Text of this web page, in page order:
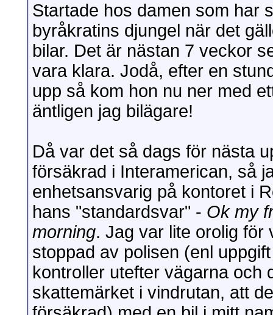
Startade hos damen som har
byråkratins djungel när det
bilar. Det är nästan 7 veckor
vara klara. Jodå, efter en
upp så kom hon nu ner med
äntligen jag bilägare!
Då var det så dags för nästa
försäkrad i Interamerican, så
enhetsansvarig på kontoret i
hans "standardsvar" - Ok my
morning. Jag var lite orolig för
stoppad av polisen (enl
kontroller utefter vägarna och
skattemärket i vindrutan, att